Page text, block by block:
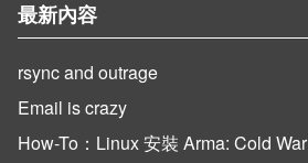
最新內容
rsync and outrage
Email is crazy
How-To：Linux 安裝 Arma: Cold War